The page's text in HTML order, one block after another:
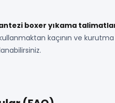
boxer yıkama
kaçının ve